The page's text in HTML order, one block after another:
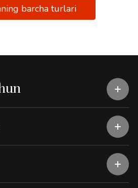
barcha turlari